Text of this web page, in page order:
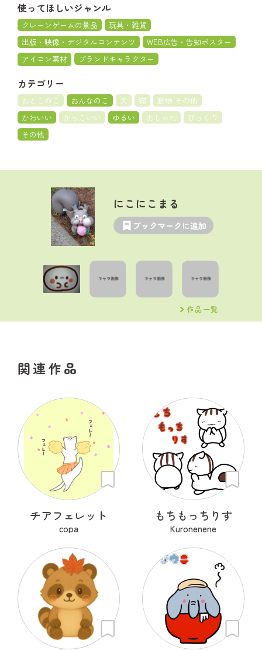
使ってほしいジャンル
クレーンゲームの景品
玩具・雑貨
出版・映像・デジタルコンテンツ
WEB広告・告知ポスター
アイコン素材
ブランドキャラクター
カテゴリー
おとこのこ おんなのこ 犬 猫
動物 その他
かわいい
かっこいい ゆるい おしゃれ
びっくり
その他
にこにこまる
ブックマークに追加
作品一覧
関連作品
チアフェレット
copa
もちもっちりす
Kuronenene